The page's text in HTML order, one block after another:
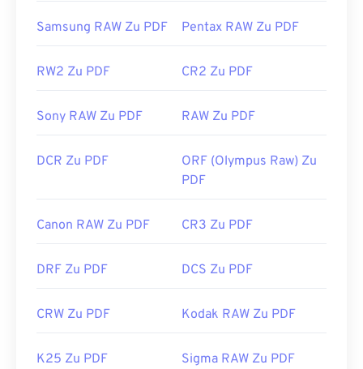
Nützliche Links:
https://acrobat.adobe.com/us/en/why-
Samsung RAW Zu PDF Pentax RAW Zu PDF
RW2 Zu PDF CR2 Zu PDF
Sony RAW Zu PDF RAW Zu PDF
DCR Zu PDF
ORF (Olympus Raw) Zu
PDF
Canon RAW Zu PDF CR3 Zu PDF
DRF Zu PDF DCS Zu PDF
CRW Zu PDF Kodak RAW Zu PDF
K25 Zu PDF Sigma RAW Zu PDF